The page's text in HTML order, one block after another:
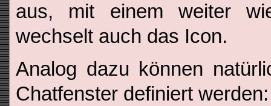
aus, mit einem weiter
wechselt auch das Icon.
Analog dazu können
Chatfenster definiert werden: